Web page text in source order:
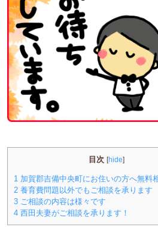
目次 [hide]
1 加賀郡吉備中央町にお住いの方へ無料
2 養育費問題以外でもご相談を承ります
3 ご相談の内容は様々です
4 西田夫妻がご相談を承ります！